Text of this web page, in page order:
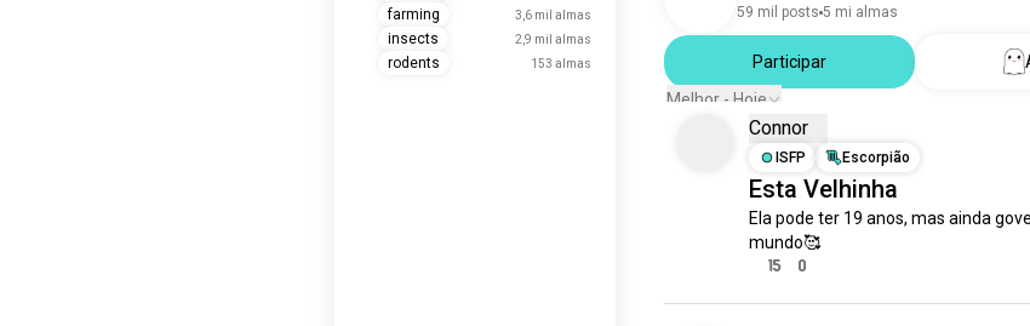
farming 3,6 mil almas
insects 2,9 mil almas
rodents 153 almas
59 mil posts 5 mi almas
Participar
Melhor - Hoje
Connor
ISFP
Escorpião
Esta Velhinha
Ela pode ter 19 anos, mas ainda
mundo🥰
15 0